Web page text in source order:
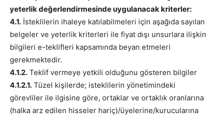
yeterlik değerlendirmesinde uygulanacak kriterler:
4.1. İsteklilerin ihaleye katılabilmeleri için aşağıda sayılan
belgeler ve yeterlik kriterleri ile fiyat dışı unsurlara ilişkin
bilgileri e-teklifleri kapsamında beyan etmeleri
gerekmektedir.
4.1.2. Teklif vermeye yetkili olduğunu gösteren bilgiler
4.1.2.1. Tüzel kişilerde; isteklilerin yönetimindeki
görevliler ile ilgisine göre, ortaklar ve ortaklık oranlarına
(halka arz edilen hisseler hariç)/üyelerine/kurucularına